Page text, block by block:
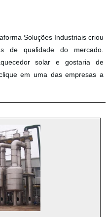
Soluções Industriais criou
de qualidade do mercado.
solar e gostaria de
em uma das empresas a